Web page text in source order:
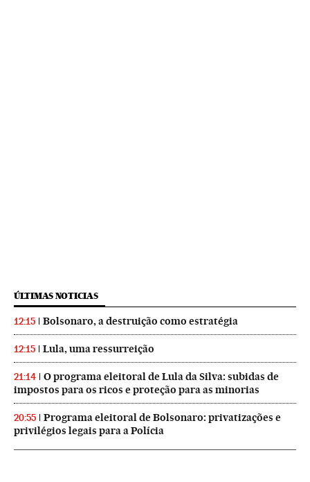
ÚLTIMAS NOTICIAS
12:15 Bolsonaro, a destruição como estratégia
12:15 Lula, uma ressurreição
21:14
O programa eleitoral de Lula da Silva: subidas de
impostos para os ricos e proteção para as minorias
20:55
Programa eleitoral de Bolsonaro: privatizações e
privilégios legais para a Polícia